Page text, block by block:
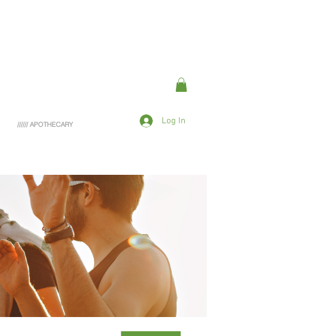
////// APOTHECARY Log In